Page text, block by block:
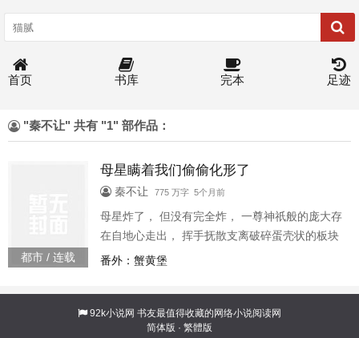
首页 书库 完本 足迹
"秦不让" 共有 "1" 部作品：
都市 / 连载
母星瞒着我们偷偷化形了
秦不让 775 万字 5个月前
母星炸了， 但没有完全炸， 一尊神祇般的庞大存
在自地心走出， 挥手抚散支离破碎蛋壳状的板块
残骸， 迈步奔向星辰大海。 地球i＇free 某知名第
番外：蟹黄堡
92k小说网 书友最值得收藏的网络小说阅读网
简体版 · 繁體版